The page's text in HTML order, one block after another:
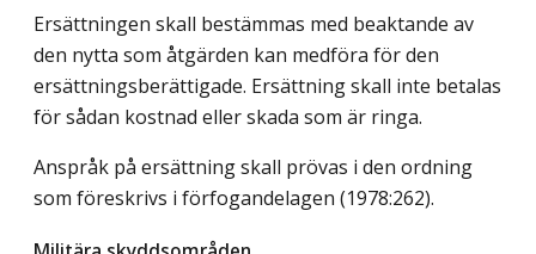
Ersättningen skall bestämmas med beaktande av
den nytta som åtgärden kan medföra för den
ersättningsberättigade. Ersättning skall inte betalas
för sådan kostnad eller skada som är ringa.
Anspråk på ersättning skall prövas i den ordning
som föreskrivs i förfogandelagen (1978:262).